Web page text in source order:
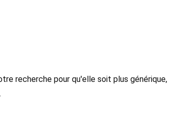
recherche pour qu'elle soit plus générique,